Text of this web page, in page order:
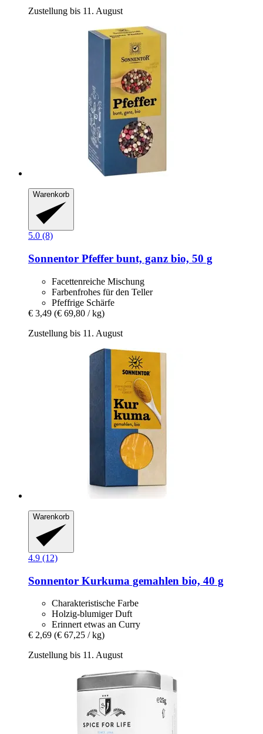
Zustellung bis 11. August
Warenkorb
5.0 (8)
Sonnentor Pfeffer bunt, ganz bio, 50 g
Facettenreiche Mischung
Farbenfrohes für den Teller
Pfeffrige Schärfe
€ 3,49 (€ 69,80 / kg)
Zustellung bis 11. August
Warenkorb
4.9 (12)
Sonnentor Kurkuma gemahlen bio, 40 g
Charakteristische Farbe
Holzig-blumiger Duft
Erinnert etwas an Curry
€ 2,69 (€ 67,25 / kg)
Zustellung bis 11. August